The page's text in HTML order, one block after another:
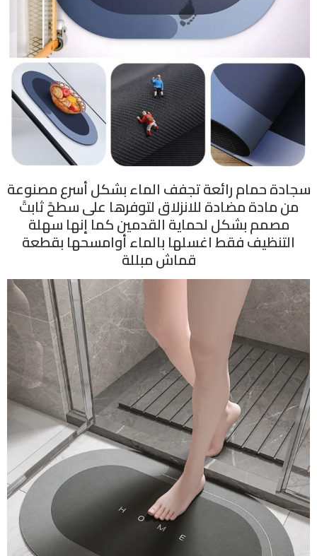
سجادة حمام رائعة تجفف الماء بشكل أسرع مصنوعة
من مادة مضادة للانزلاق لتوفرها على سطحً ثابتً
مصمم بشكل لحماية القدمين كما إنها سهلة
التنظيف فقط اغسلها بالماء أوامسحها بقطعة
قماش مبللة